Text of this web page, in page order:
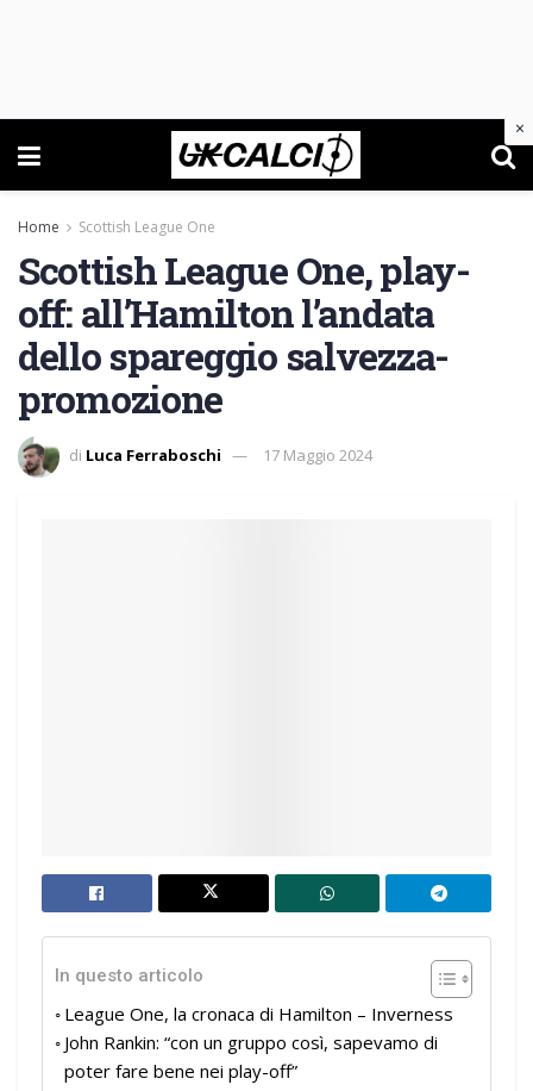
Home Scottish League One
Scottish League One, play-
off: all’Hamilton l’andata
dello spareggio salvezza-
promozione
di Luca Ferraboschi 17 Maggio 2024
In questo articolo
League One, la cronaca di Hamilton – Inverness
John Rankin: “con un gruppo così, sapevamo di
poter fare bene nei play-off”
×